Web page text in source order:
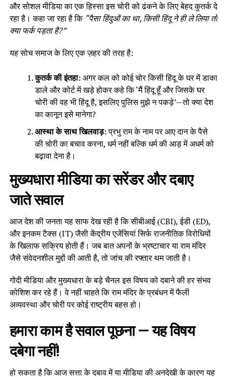
और सोशल मीडिया का एक हिस्सा इस चोरी को ढंकने के लिए बेहद कुतर्क दे
रहा है। कहा जा रहा है कि “पैसा हिंदुओं का था, किसी हिंदू ने ही ले लिया तो
क्या फर्क पड़ता है?”
यह सोच समाज के लिए एक ज़हर की तरह है:
कुतर्क की इंतहा:अगर कल को कोई चोर किसी हिंदू के घर में डाका
डाले और कोर्ट में खड़े होकर कहे कि ‘मैं हिंदू हूँ और जिसके घर
चोरी की वह भी हिंदू है, इसलिए पुलिस मुझे न पकड़े’—तो क्या देश
का कानून इसे मानेगा?
आस्था के साथ खिलवाड़:प्रभु राम के नाम पर आए दान के पैसे
की चोरी का बचाव करना, धर्म नहीं बल्कि धर्म की आड़ में अधर्म को
बढ़ावा देना है।
मुख्यधारा मीडिया का सरेंडर और दबाए
जाते सवाल
आज देश की जनता यह साफ देख रही है कि सीबीआई (CBI), ईडी (ED),
और इनकम टैक्स (IT) जैसी केंद्रीय एजेंसियां सिर्फ राजनीतिक विरोधियों
के खिलाफ सक्रिय होती हैं। जब बात अपनों के भ्रष्टाचार या राम मंदिर
जैसे संवेदनशील मुद्दों की आती है, तो जांच की रफ्तार थम जाती है।
गोदी मीडिया और मुख्यधारा के बड़े चैनल इस विषय को दबाने की हर संभव
कोशिश कर रहे हैं। वे नहीं चाहते कि राम मंदिर के प्रबंधन में फैली
अव्यवस्था और चोरी पर कोई राष्ट्रीय बहस हो।
हमारा काम है सवाल पूछना — यह विषय
दबेगा नहीं!
हो सकता है कि आज सत्ता के दबाव में या मीडिया की अनदेखी के कारण यह